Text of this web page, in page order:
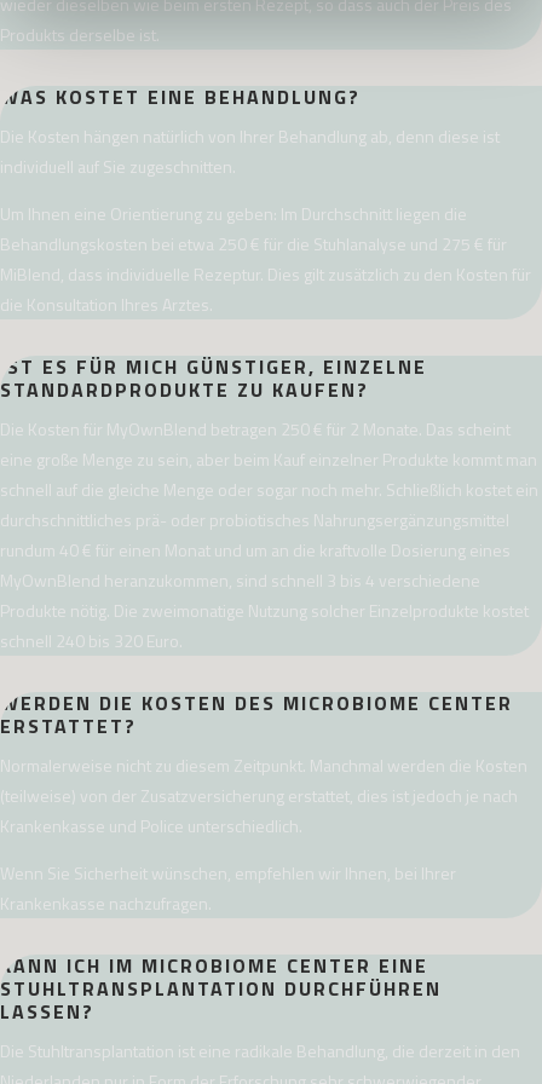
Produkts derselbe ist.
WAS KOSTET EINE BEHANDLUNG?
Die Kosten hängen natürlich von Ihrer Behandlung ab, denn diese ist
individuell auf Sie zugeschnitten.
Um Ihnen eine Orientierung zu geben: Im Durchschnitt liegen die
Behandlungskosten bei etwa 250 € für die Stuhlanalyse und 275 € für
MiBlend, dass individuelle Rezeptur. Dies gilt zusätzlich zu den Kosten für
die Konsultation Ihres Arztes.
IST ES FÜR MICH GÜNSTIGER, EINZELNE
STANDARDPRODUKTE ZU KAUFEN?
Die Kosten für MyOwnBlend betragen 250 € für 2 Monate. Das scheint
eine große Menge zu sein, aber beim Kauf einzelner Produkte kommt man
schnell auf die gleiche Menge oder sogar noch mehr. Schließlich kostet ein
durchschnittliches prä- oder probiotisches Nahrungsergänzungsmittel
rundum 40 € für einen Monat und um an die kraftvolle Dosierung eines
MyOwnBlend heranzukommen, sind schnell 3 bis 4 verschiedene
Produkte nötig. Die zweimonatige Nutzung solcher Einzelprodukte kostet
schnell 240 bis 320 Euro.
WERDEN DIE KOSTEN DES MICROBIOME CENTER
ERSTATTET?
Normalerweise nicht zu diesem Zeitpunkt. Manchmal werden die Kosten
(teilweise) von der Zusatzversicherung erstattet, dies ist jedoch je nach
Krankenkasse und Police unterschiedlich.
Wenn Sie Sicherheit wünschen, empfehlen wir Ihnen, bei Ihrer
Krankenkasse nachzufragen.
KANN ICH IM MICROBIOME CENTER EINE
STUHLTRANSPLANTATION DURCHFÜHREN
LASSEN?
Die Stuhltransplantation ist eine radikale Behandlung, die derzeit in den